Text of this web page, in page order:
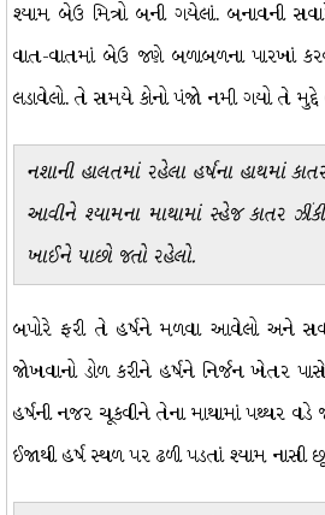
શ્યામ બેઉ મિત્રો બની ગયેલાં. બનાવની
વાત-વાતમાં બેઉ જણે બળાબળના પારખાં
લડાવેલો. તે સમયે કોનો પંજો નમી ગયો તે
નશાની હાલતમાં રહેલા હર્ષના હાથમાં
આવીને શ્યામના માથામાં સ્હેજ કાતર
ખાઈને પાછો જતો રહેલો.
બપોરે ફરી તે હર્ષને મળવા આવેલો અને
જોખવાનો ડોળ કરીને હર્ષને નિર્જન ખેતર
હર્ષની નજર ચૂકવીને તેના માથામાં પથ્થર વડે
ઈજાથી હર્ષ સ્થળ પર ઢળી પડતાં શ્યામ નાસી